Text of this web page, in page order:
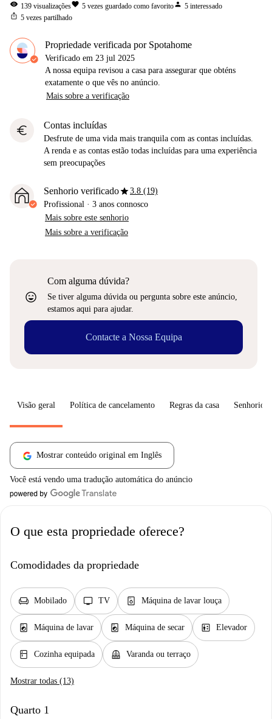
visibility 139 visualizaçõesfavorite 5 vezes guardado como favoritoperson 5 interessado
ios_share 5 vezes partilhado
Propriedade verificada por Spotahome
Verificado em 23 jul 2025
A nossa equipa revisou a casa para assegurar que obténs
exatamente o que vês no anúncio.
Mais sobre a verificação
euro Contas incluídas
Desfrute de uma vida mais tranquila com as contas incluídas.
A renda e as contas estão todas incluídas para uma experiência
sem preocupações
Senhorio verificadostar3.8 (19)
Profissional · 3 anos connosco
Mais sobre este senhorio
Mais sobre a verificação
sentiment_very_satisfied
Com alguma dúvida?
Se tiver alguma dúvida ou pergunta sobre este anúncio,
estamos aqui para ajudar.
Contacte a Nossa Equipa
Visão geral Política de cancelamento Regras da casa Senhorio
Mostrar conteúdo original em Inglês
Você está vendo uma tradução automática do anúncio
O que esta propriedade oferece?
Comodidades da propriedade
chair Mobilado tv TV dishwasher_gen Máquina de lavar louça
local_laundry_service Máquina de lavar local_laundry_service Máquina de secar elevator Elevador
kitchen Cozinha equipada balcony Varanda ou terraço
Mostrar todas (13)
Quarto 1